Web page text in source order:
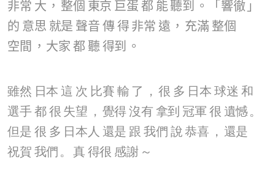
非常 大 ， 整個 東京 巨蛋 都 能聽到 。「 響徹」
的 意思 就是 聲音 傳得 非常 遠 ， 充滿 整個
空間 ， 大家 都 聽 得到 。
雖然 日本 這 次 比賽 輸 了 ， 很 多 日本 球迷 和
選手 都很 失望 ， 覺得沒有 拿到 冠軍 很 遺憾 。
但是 很 多 日本人 還是 跟 我們 說恭喜 ， 還是
祝賀 我們 。 真 得很 感謝 ～